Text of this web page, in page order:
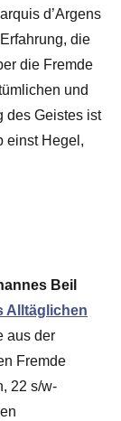
d’Argens
die
die Fremde
und
des Geistes ist
einst Hegel,
Beil
Alltäglichen
aus der
Fremde
22 s/w-